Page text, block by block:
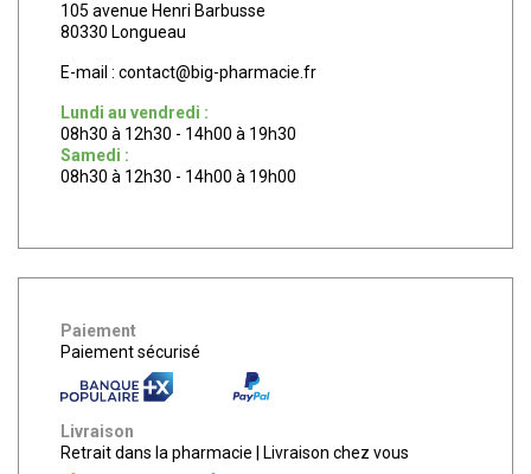
105 avenue Henri Barbusse
80330 Longueau
E-mail : contact@big-pharmacie.fr
Lundi au vendredi :
08h30 à 12h30 - 14h00 à 19h30
Samedi :
08h30 à 12h30 - 14h00 à 19h00
Paiement
Paiement sécurisé
Livraison
Retrait dans la pharmacie
Livraison chez vous